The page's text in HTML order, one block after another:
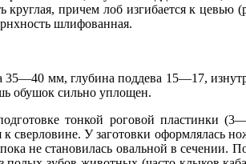
причем лоб изгибается к цевью
шлифованная.
35—40 мм, глубина поддева 15—17,
обушок сильно уплощен.
тонкой роговой пластинки
У заготовки оформлялась
не становилась овальной в